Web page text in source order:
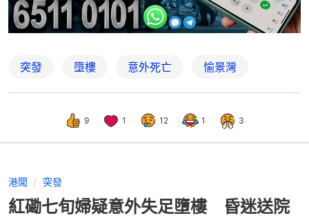
突發 墮樓 意外死亡 愉景灣
9 1 12 1 3
港聞 突發
紅磡七旬婦疑意外失足墮樓 昏迷送院